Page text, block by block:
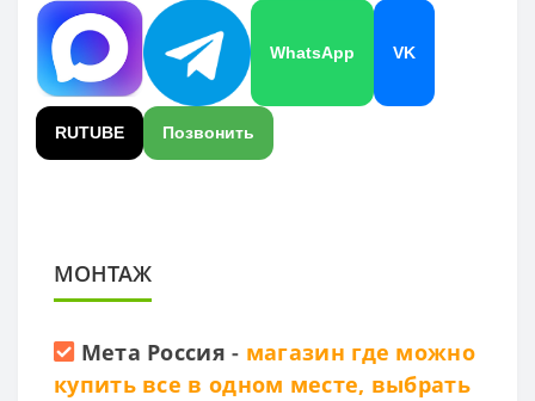
WhatsApp VK
RUTUBE Позвонить
МОНТАЖ
Мета Россия - магазин где можно
купить все в одном месте, выбрать